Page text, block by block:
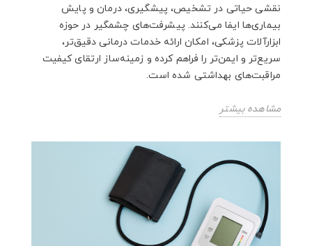
نقشی حیاتی در تشخیص، پیشگیری، درمان و پایش
بیماری‌ها ایفا می‌کنند. پیشرفت‌های چشمگیر در حوزه
ابزارآلات پزشکی، امکان ارائه خدمات درمانی دقیق‌تر،
سریع‌تر و ایمن‌تر را فراهم کرده و زمینه‌ساز ارتقای کیفیت
مراقبت‌های بهداشتی شده است.
مشاهده بیشتر